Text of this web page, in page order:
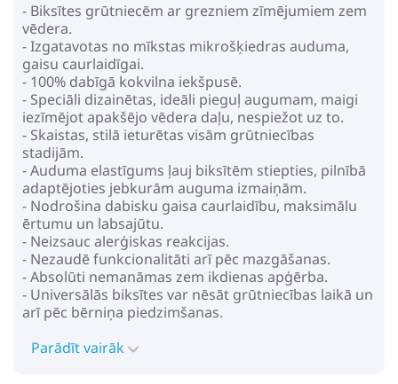
- Biksītes grūtniecēm ar grezniem zīmējumiem zem
vēdera.
- Izgatavotas no mīkstas mikrošķiedras auduma,
gaisu caurlaidīgai.
- 100% dabīgā kokvilna iekšpusē.
- Speciāli dizainētas, ideāli pieguļ augumam, maigi
iezīmējot apakšējo vēdera daļu, nespiežot uz to.
- Skaistas, stilā ieturētas visām grūtniecības
stadijām.
- Auduma elastīgums ļauj biksītēm stiepties, pilnībā
adaptējoties jebkurām auguma izmaiņām.
- Nodrošina dabisku gaisa caurlaidību, maksimālu
ērtumu un labsajūtu.
- Neizsauc alerģiskas reakcijas.
- Nezaudē funkcionalitāti arī pēc mazgāšanas.
- Absolūti nemanāmas zem ikdienas apģērba.
- Universālās biksītes var nēsāt grūtniecības laikā un
arī pēc bērniņa piedzimšanas.
Parādīt vairāk